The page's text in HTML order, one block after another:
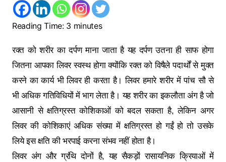
Reading Time: 3 minutes
रक्‍त को शरीर का दर्पण माना जाता है यह दर्पण उतना ही साफ होगा
जितना आपका लिवर स्‍वस्‍थ होगा क्‍योंकि रक्‍त को विषैले पदार्थों से मुक्‍त
करने का कार्य भी लिवर ही करता है। लिवर हमारे शरीर में पांच सौ से
भी अधिक गतिविधियों में भाग लेता है। यह शरीर का इकलौता अंग है जो
आसानी से क्षतिग्रस्‍त कोशिकाओं को बदल सकता है, लेकिन अगर
लिवर की कोशिकाएं अधिक संख्‍या में क्षतिग्रस्‍त हो गईं हो तो उसके
लिये इस क्षति की भरपाई करना संभव नहीं होता है।
लिवर अंग और ग्रंथि दोनों है, यह सैकड़ों रासायनिक क्रियाओं में